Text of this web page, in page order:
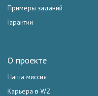
Примеры заданий
Гарантии
О проекте
Наша миссия
Карьера в WZ